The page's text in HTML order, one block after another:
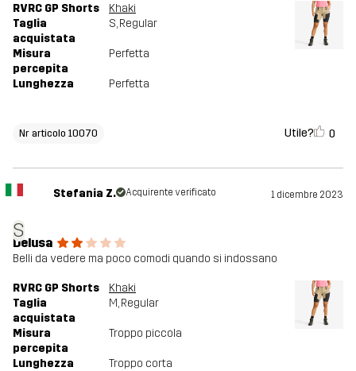
RVRC GP Shorts
Khaki
Taglia
acquistata
S, Regular
Misura
percepita
Perfetta
Lunghezza Perfetta
Nr articolo 10070 Utile? 0
S
Stefania Z. Acquirente verificato 1 dicembre 2023
Delusa
Belli da vedere ma poco comodi quando si indossano
RVRC GP Shorts
Khaki
Taglia
acquistata
M, Regular
Misura
percepita
Troppo piccola
Lunghezza Troppo corta